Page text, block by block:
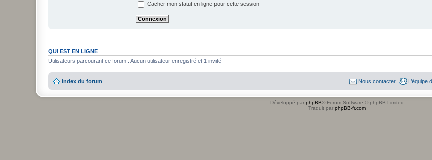
Cacher mon statut en ligne pour cette session
QUI EST EN LIGNE
Utilisateurs parcourant ce forum : Aucun utilisateur enregistré et 1 invité
Index du forum L’équipe
Nous contacter
Développé par phpBB® Forum Software © phpBB Limited
Traduit par phpBB-fr.com